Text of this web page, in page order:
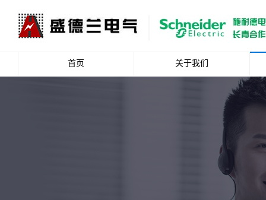
首页 关于我们